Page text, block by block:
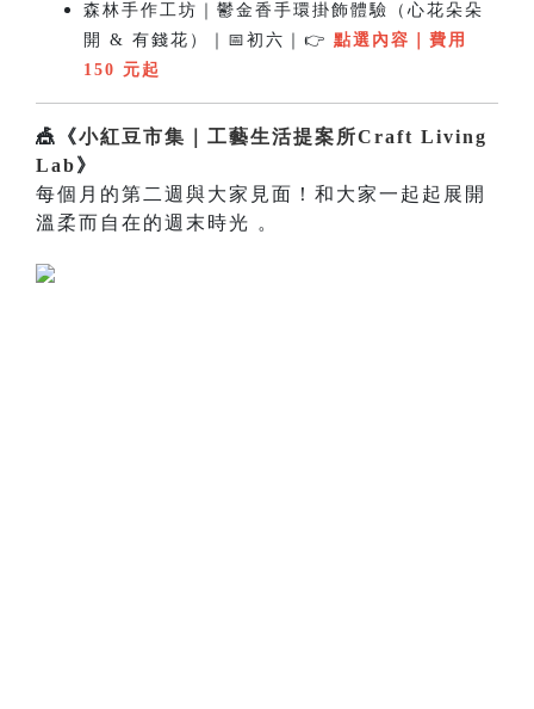
森林手作工坊｜鬱金香手環掛飾體驗（心花朵朵
開 & 有錢花）｜📅初六｜👉 點選 內容
｜費用
150 元起
🎪《小紅豆市集｜工藝生活提案所Craft Living
Lab》
每個月的第二週與大家見面！和大家一起起展開
溫柔而自在的週末時光 。